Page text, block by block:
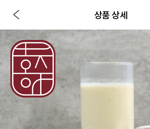
상품 상세